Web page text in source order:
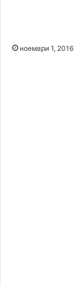
ноември 1, 2016